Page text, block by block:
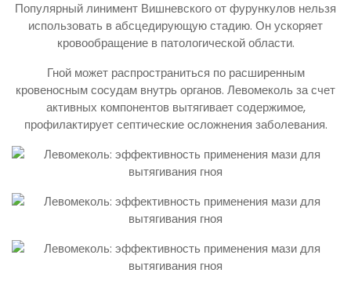
Популярный линимент Вишневского от фурункулов нельзя
использовать в абсцедирующую стадию. Он ускоряет
кровообращение в патологической области.
Гной может распространиться по расширенным
кровеносным сосудам внутрь органов. Левомеколь за счет
активных компонентов вытягивает содержимое,
профилактирует септические осложнения заболевания.